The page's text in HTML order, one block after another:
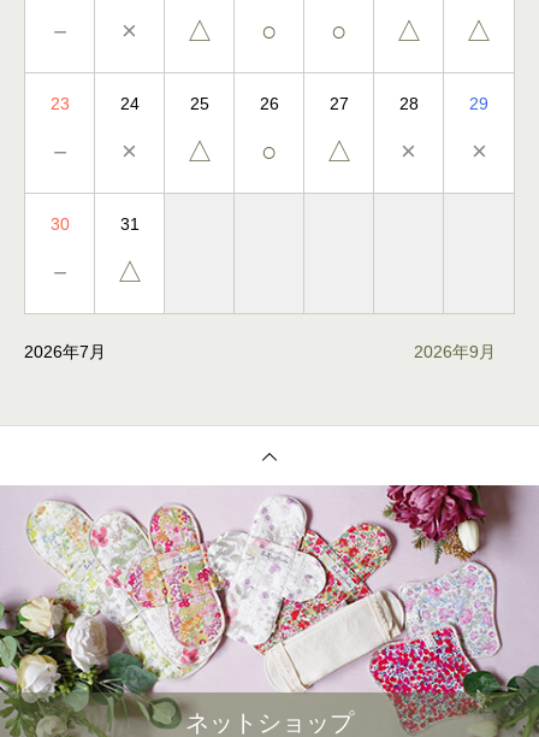
－ × △ ○ ○ △ △
23
－
24
×
25
△
26
○
27
△
28
×
29
×
30
－
31
△
2026年7月 2026年9月
ネットショップ